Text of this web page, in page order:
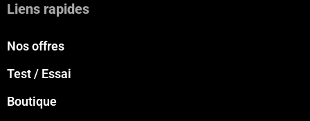
Liens rapides
Nos offres
Test / Essai
Boutique